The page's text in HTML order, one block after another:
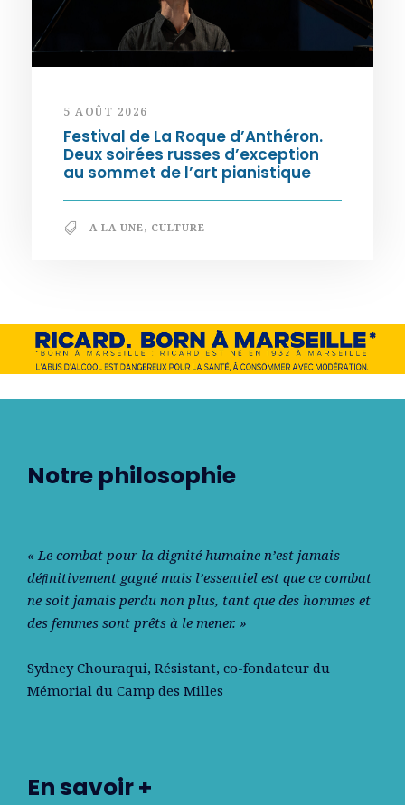
5 AOÛT 2026
Festival de La Roque d’Anthéron.
Deux soirées russes d’exception
au sommet de l’art pianistique
A LA UNE, CULTURE
Notre philosophie
« Le combat pour la dignité humaine n’est jamais
déﬁnitivement gagné mais l’essentiel est que ce combat
ne soit jamais perdu non plus, tant que des hommes et
des femmes sont prêts à le mener. »
Sydney Chouraqui, Résistant, co-fondateur du
Mémorial du Camp des Milles
En savoir +